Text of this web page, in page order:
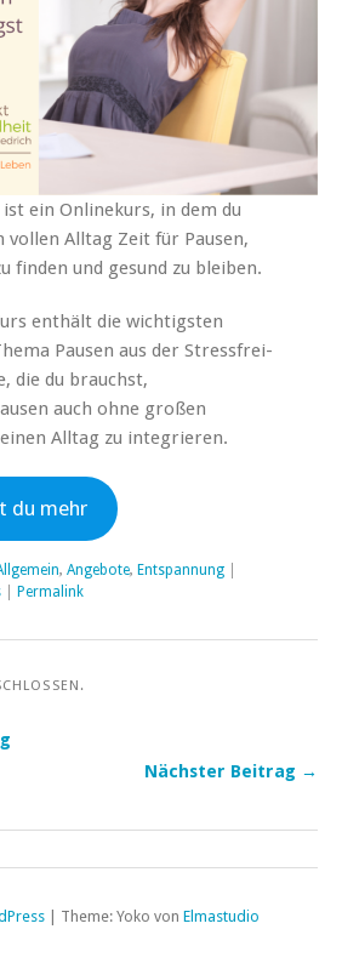
ein Onlinekurs, in dem du
vollen Alltag Zeit für Pausen,
finden und gesund zu bleiben.
enthält die wichtigsten
Pausen aus der Stressfrei-
die du brauchst,
auch ohne großen
Alltag zu integrieren.
du mehr
, Angebote, Entspannung
Permalink
Nächster Beitrag →
Theme: Yoko von Elmastudio